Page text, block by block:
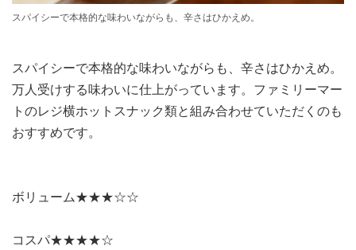
スパイシーで本格的な味わいながらも、辛さはひかえめ。
スパイシーで本格的な味わいながらも、辛さはひかえめ。
万人受けする味わいに仕上がっています。ファミリーマー
トのレジ横ホットスナック類と組み合わせていただくのも
おすすめです。
ボリューム★★★☆☆
コスパ★★★★☆